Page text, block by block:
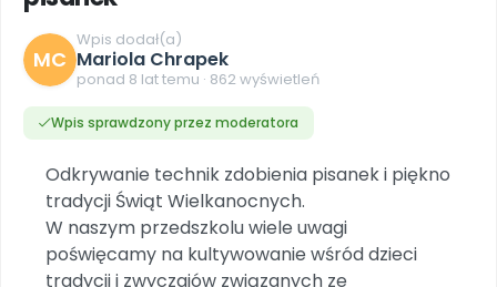
Scenariusze i artykuły
Materiały z miesięcznika
Pomoce dydaktyczne
Multimedia i pliki
Plany tygodniowe
Praca wychowawcza
Bliżejprzedszkolne zestawy
Zestawy do pobrania
Miesięczniki
Aktualne oraz archiwalne numery
Ebooki
Materiały w formie cyfrowej
Wszystko dla przedszkoli
Zamówienia hurtowe
NA SKRÓTY
Szkolenia w Twojej placówce
Konferencje
Spotkania na dużą skalę
Pakiet szkoleń
POLECAMY
Akademia Muzyki i Ruchu
Szkolenia muzyczne
E-wydania miesięcznika
INNE
Ebooki
Strona WWW dla przedszkola
Gotowa w mniej niż 10 min • 14 dni bez opłat
Pakiet bliżej MAX
Dookoła Polski
Poznajemy regiony
Sensosmyki
Patronat BLIŻEJ PRZEDSZKOLA
Nauka liter i głosek
Sprintem do maratonu
Ruch i motywacja
Wygrywaj nagrody
SOCIAL MEDIA
Facebook
Instagram
Zobacz nas na Instagramie
TikTok
Zobacz nas na TikToku
YouTube
MC
Wpis dodał(a)
Mariola Chrapek
ponad 8 lat temu · 862 wyświetleń
Wpis sprawdzony przez moderatora
Odkrywanie technik zdobienia pisanek i piękno
tradycji Świąt Wielkanocnych.
W naszym przedszkolu wiele uwagi
poświęcamy na kultywowanie wśród dzieci
tradycji i zwyczajów związanych ze